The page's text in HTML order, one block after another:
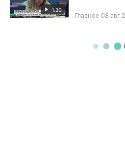
1:30 Главное 08 авг